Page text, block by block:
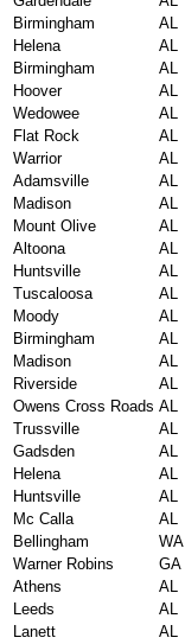
Birmingham
AL
Helena
AL
Birmingham
AL
Hoover
AL
Wedowee
AL
Flat Rock
AL
Warrior
AL
Adamsville
AL
Madison
AL
Mount Olive
AL
Altoona
AL
Huntsville
AL
Tuscaloosa
AL
Moody
AL
Birmingham
AL
Madison
AL
Riverside
AL
Owens Cross Roads AL
Trussville
AL
Gadsden
AL
Helena
AL
Huntsville
AL
Mc Calla
AL
Bellingham
WA
Warner Robins
GA
Athens
AL
Leeds
AL
Lanett
AL